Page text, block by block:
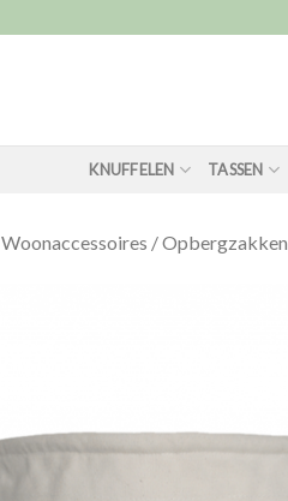
KNUFFELEN TASSEN
Woonaccessoires /Opbergzakken